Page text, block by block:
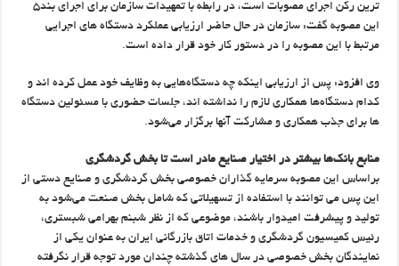
ترین رکن اجرای مصوبات است، در رابطه با تمهیدات سازمان برای اجرای بند۵
این مصوبه گفت: سازمان در حال حاضر ارزیابی عملکرد دستگاه های اجرایی
مرتبط با این مصوبه را در دستور کار خود قرار داده است.
وی افزود: پس از ارزیابی اینکه چه دستگاه‌هایی به وظایف خود عمل کرده اند و
کدام دستگاه‌ها همکاری لازم را نداشته اند، جلسات حضوری با مسئولین دستگاه
ها برای جذب همکاری و مشارکت آنها برگزار می‌شود.
منابع بانک‌ها بیشتر در اختیار صنایع مادر است تا بخش گردشگری
براساس این مصوبه سرمایه گذاران خصوصی بخش گردشگری و صنایع دستی از
این پس می توانند با استفاده از تسهیلاتی که شامل بخش صنعت می‌شود به
تولید و پیشرفت امیدوار باشند، موضوعی که از نظر شبنم بهرامی شبستری،
رئیس کمیسیون گردشگری و خدمات اتاق بازرگانی ایران به عنوان یکی از
نمایندگان بخش خصوصی در سال های گذشته چندان مورد توجه قرار نگرفته